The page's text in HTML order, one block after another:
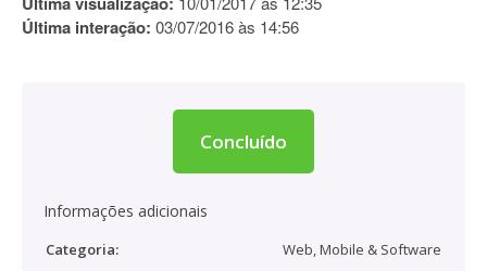
Última interação: 03/07/2016 às 14:56
Concluído
Informações adicionais
Categoria:
Web, Mobile & Software